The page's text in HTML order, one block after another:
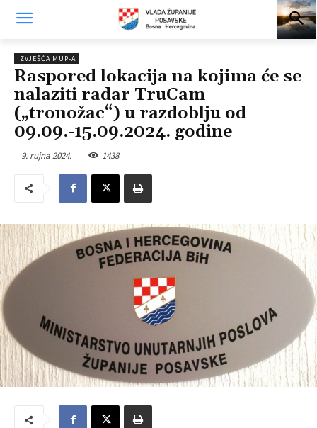
IZVJEŠĆA MUP-A
Raspored lokacija na kojima će se
nalaziti radar TruCam
(„tronožac“) u razdoblju od
09.09.-15.09.2024. godine
9. rujna 2024. 1438